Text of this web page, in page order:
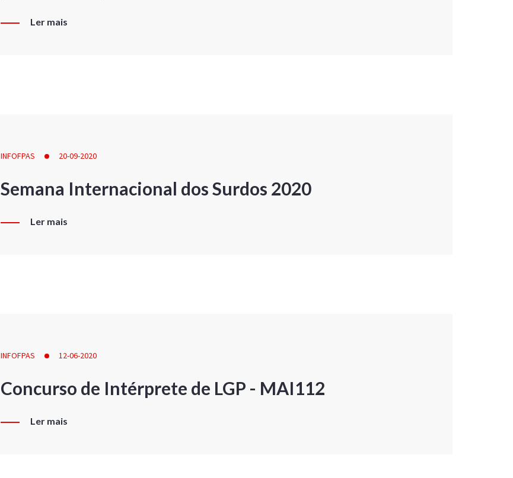
Ler mais
INFOFPAS 20-09-2020
Semana Internacional dos Surdos 2020
Ler mais
INFOFPAS 12-06-2020
Concurso de Intérprete de LGP - MAI112
Ler mais